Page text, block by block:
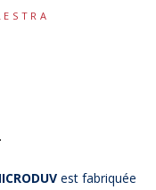
est fabriquée